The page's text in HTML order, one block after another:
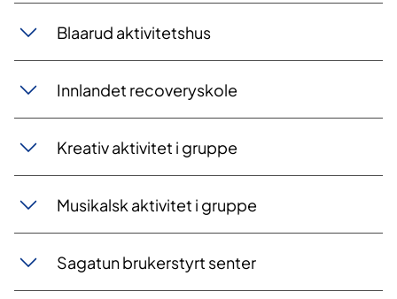
n
g
s
n
Blaarud aktivitetshus
Innlandet recoveryskole
Kreativ aktivitet i gruppe
Musikalsk aktivitet i gruppe
Sagatun brukerstyrt senter